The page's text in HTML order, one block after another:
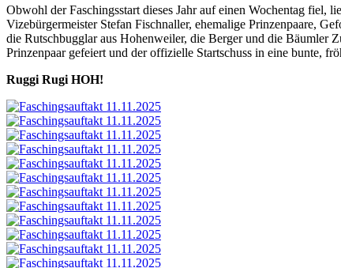
Obwohl der Faschingsstart dieses Jahr auf einen Wochentag fiel,
Vizebürgermeister Stefan Fischnaller, ehemalige Prinzenpaare,
die Rutschbugglar aus Hohenweiler, die Berger und die Bäumler
Prinzenpaar gefeiert und der offizielle Startschuss in eine bunte,
Ruggi Rugi HOH!